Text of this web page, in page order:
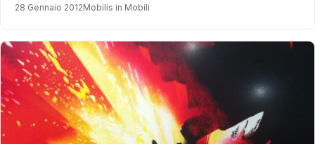
28 Gennaio 2012Mobilis in Mobili